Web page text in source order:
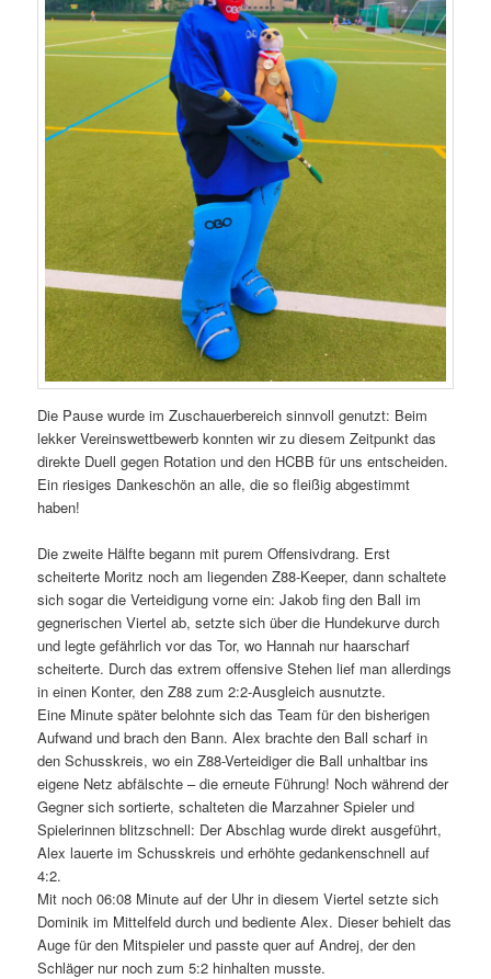
Die Pause wurde im Zuschauerbereich sinnvoll genutzt: Beim
lekker Vereinswettbewerb konnten wir zu diesem Zeitpunkt das
direkte Duell gegen Rotation und den HCBB für uns entscheiden.
Ein riesiges Dankeschön an alle, die so fleißig abgestimmt
haben!
Die zweite Hälfte begann mit purem Offensivdrang. Erst
scheiterte Moritz noch am liegenden Z88-Keeper, dann schaltete
sich sogar die Verteidigung vorne ein: Jakob fing den Ball im
gegnerischen Viertel ab, setzte sich über die Hundekurve durch
und legte gefährlich vor das Tor, wo Hannah nur haarscharf
scheiterte. Durch das extrem offensive Stehen lief man allerdings
in einen Konter, den Z88 zum 2:2-Ausgleich ausnutzte.
Eine Minute später belohnte sich das Team für den bisherigen
Aufwand und brach den Bann. Alex brachte den Ball scharf in
den Schusskreis, wo ein Z88-Verteidiger die Ball unhaltbar ins
eigene Netz abfälschte – die erneute Führung! Noch während der
Gegner sich sortierte, schalteten die Marzahner Spieler und
Spielerinnen blitzschnell: Der Abschlag wurde direkt ausgeführt,
Alex lauerte im Schusskreis und erhöhte gedankenschnell auf
4:2.
Mit noch 06:08 Minute auf der Uhr in diesem Viertel setzte sich
Dominik im Mittelfeld durch und bediente Alex. Dieser behielt das
Auge für den Mitspieler und passte quer auf Andrej, der den
Schläger nur noch zum 5:2 hinhalten musste.